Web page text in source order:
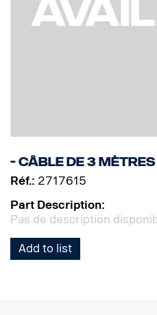
- Câble de 3 mètres
Réf.: 2717615
Part Description:
Pas de description
Add to list